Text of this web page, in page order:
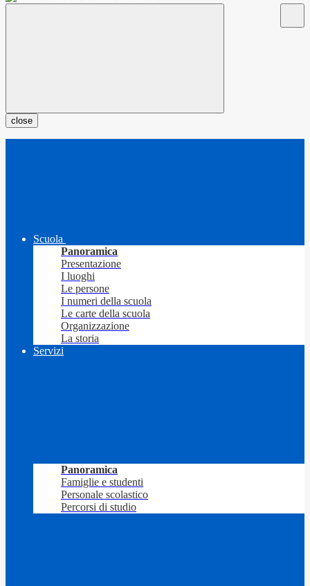
close
Scuola
Panoramica
Presentazione
I luoghi
Le persone
I numeri della scuola
Le carte della scuola
Organizzazione
La storia
Servizi
Panoramica
Famiglie e studenti
Personale scolastico
Percorsi di studio